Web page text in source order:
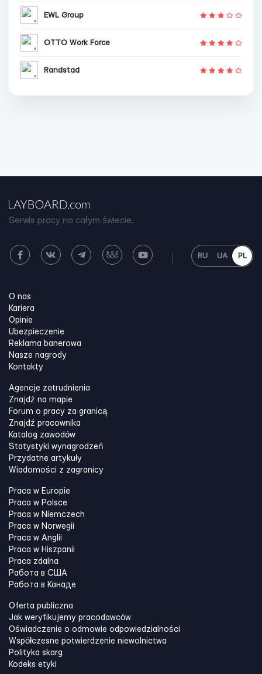
EWL Group
OTTO Work Force
Randstad
Serwis pracy na całym świecie.
RU UA PL
O nas
Kariera
Opinie
Ubezpieczenie
Reklama banerowa
Nasze nagrody
Kontakty
Agencje zatrudnienia
Znajdź na mapie
Forum o pracy za granicą
Znajdź pracownika
Katalog zawodów
Statystyki wynagrodzeń
Przydatne artykuły
Wiadomości z zagranicy
Praca w Europie
Praca w Polsce
Praca w Niemczech
Praca w Norwegii
Praca w Anglii
Praca w Hiszpanii
Praca zdalna
Работа в США
Работа в Канадe
Oferta publiczna
Jak weryfikujemy pracodawców
Oświadczenie o odmowie odpowiedzialności
Współczesne potwierdzenie niewolnictwa
Polityka skarg
Kodeks etyki